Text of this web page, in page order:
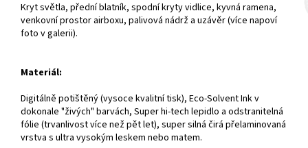
Kryt světla, přední blatník, spodní kryty vidlice, kyvná ramena,
venkovní prostor airboxu, palivová nádrž a uzávěr (více napoví
foto v galerii).
Materiál:
Digitálně potištěný (vysoce kvalitní tisk), Eco-Solvent Ink v
dokonale "živých" barvách, Super hi-tech lepidlo a odstranitelná
fólie (trvanlivost více než pět let), super silná čirá přelaminovaná
vrstva s ultra vysokým leskem nebo matem.